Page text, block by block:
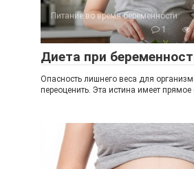
Питание во время беременности
1
Диета при
Опасность лишнего веса для
переоценить. Эта истина имеет